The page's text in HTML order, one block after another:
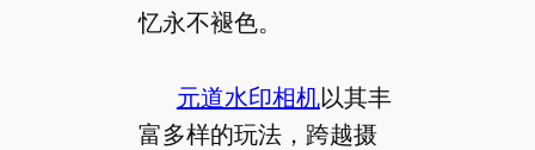
忆永不褪色。
元道水印相机以其丰
富多样的玩法，跨越摄